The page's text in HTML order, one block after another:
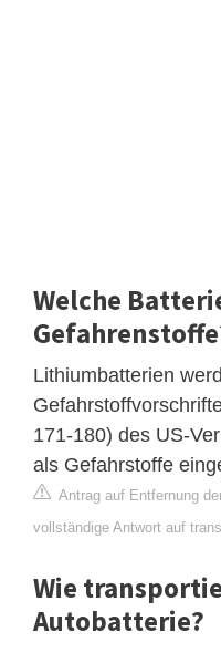
Welche
Lithiumbatterien
171-180) des US-
als Gefahrstoffe
Antrag auf Entfernung
vollständige Antwort auf
Wie
Autobatterie?